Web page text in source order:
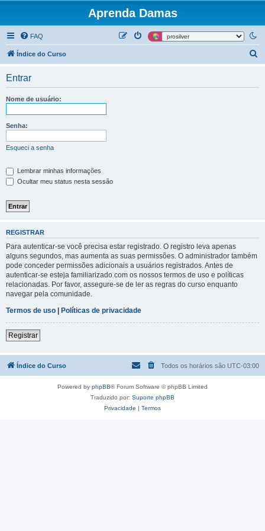
Aprenda Damas
FAQ
Índice do Curso
Entrar
Nome de usuário:
Senha:
Esqueci a senha
Lembrar minhas informações
Ocultar meu status nesta sessão
REGISTRAR
Para autenticar-se você precisa estar registrado. O registro leva apenas
alguns segundos, mas aumenta as suas permissões. O administrador também
pode conceder permissões adicionais a usuários registrados. Antes de
autenticar-se esteja familiarizado com os nossos termos de uso e políticas
relacionadas. Por favor, assegure-se de ler as regras do curso enquanto
navegar pela comunidade.
Termos de uso | Políticas de privacidade
Registrar
Índice do Curso Todos os horários são UTC-03:00
Powered by phpBB® Forum Software © phpBB Limited
Traduzido por: Suporte phpBB
Privacidade | Termos